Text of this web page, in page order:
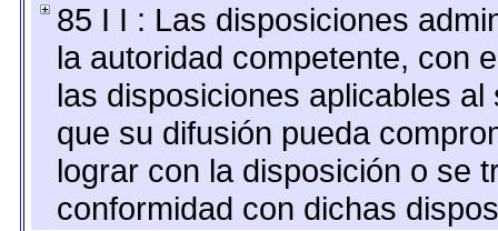
85 I I : Las disposiciones
la autoridad competente, con
las disposiciones aplicables
que su difusión pueda
lograr con la disposición o se
conformidad con dichas